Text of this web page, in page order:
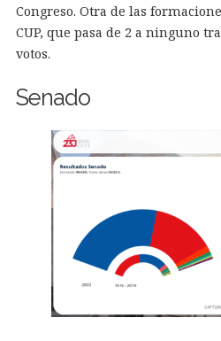
Congreso. Otra de las
CUP, que pasa de 2 a ninguno
votos.
Senado